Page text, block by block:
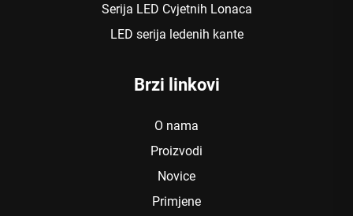
Serija LED Cvjetnih Lonaca
LED serija ledenih kante
Brzi linkovi
O nama
Proizvodi
Novice
Primjene